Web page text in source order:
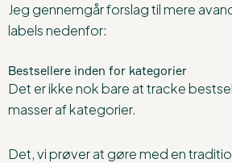
Jeg gennemgår forslag til mere
labels nedenfor:
Bestsellere inden for kategorier
Det er ikke nok bare at tracke
masser af kategorier.
Det, vi prøver at gøre med en